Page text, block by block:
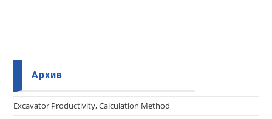
Архив
Еxcavator Productivity, Calculation Method